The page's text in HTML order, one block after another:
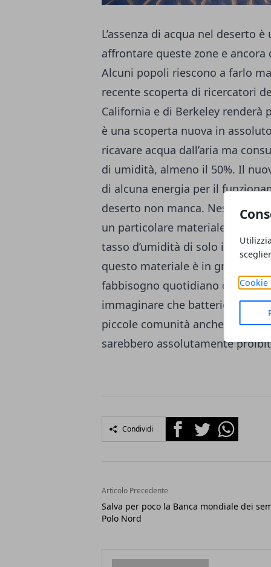
Cookie
L’assenza di acqua nel deserto
affrontare queste zone e
Alcuni popoli riescono a farlo
recente scoperta di ricercatori
California e di Berkeley renderà
è una scoperta nuova in
ricavare acqua dall’aria ma
di umidità, almeno il 50%. Il
di alcuna energia per il
deserto non manca. Nessun
un particolare materiale
tasso d’umidità di solo il 20%.
questo materiale è in grado di
fabbisogno quotidiano di una
immaginare che batterie di
piccole comunità anche nel
sarebbero assolutamente
Condividi FacebookTwitterWhatsapp
Articolo Precedente
Salva per poco la Banca mondiale dei
Polo Nord